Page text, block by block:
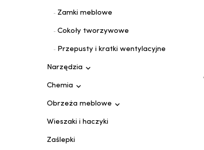
Zamki meblowe
Cokoły tworzywowe
Przepusty i kratki wentylacyjne
Narzędzia 
Chemia 
Obrzeża meblowe 
Wieszaki i haczyki
Zaślepki